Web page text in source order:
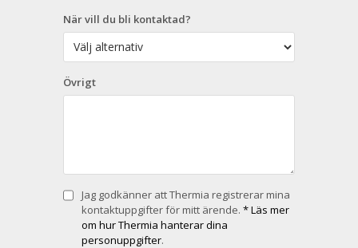
När vill du bli kontaktad?
Övrigt
Jag godkänner att Thermia registrerar mina
kontaktuppgifter för mitt ärende. * Läs mer
om hur Thermia hanterar dina
personuppgifter.